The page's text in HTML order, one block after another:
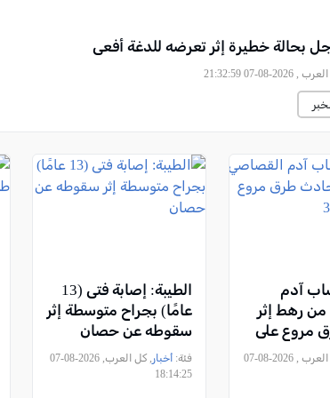
بحالة خطيرة إثر تعرضه للدغة أفعى
08-07 21:32:59
آدم
رهط إثر
مروع على
, كل العرب , 2026-08-07
الطيبة: إصابة فتى (13
عامًا) بجراح متوسطة إثر
سقوطه عن حصان
فئة: أخبار
, كل العرب, 2026-08-07
18:14:25